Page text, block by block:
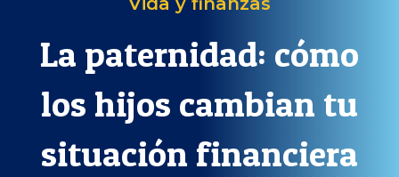
La paternidad: cómo
los hijos cambian tu
situación financiera